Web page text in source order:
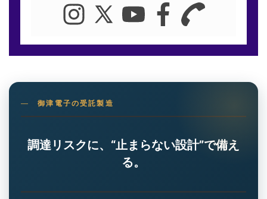
御津電子の受託製造
調達リスクに、“止まらない設計”で備え
る。